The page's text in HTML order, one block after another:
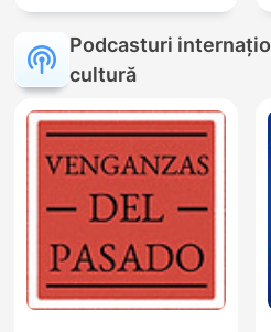
Podcasturi
cultură